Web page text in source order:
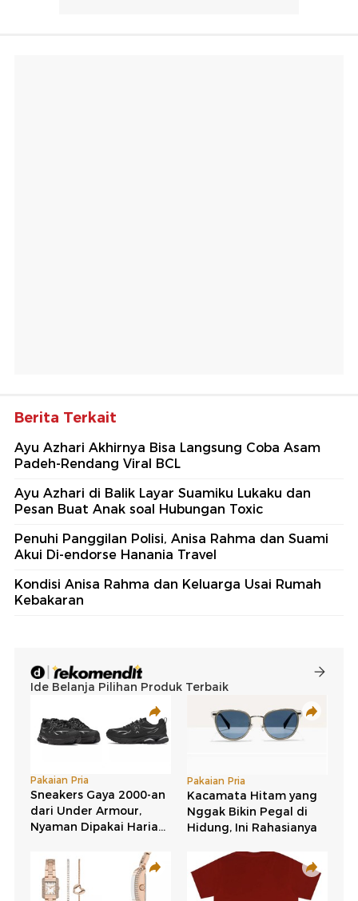
Berita Terkait
Ayu Azhari Akhirnya Bisa Langsung Coba Asam
Padeh-Rendang Viral BCL
Ayu Azhari di Balik Layar Suamiku Lukaku dan
Pesan Buat Anak soal Hubungan Toxic
Penuhi Panggilan Polisi, Anisa Rahma dan Suami
Akui Di-endorse Hanania Travel
Kondisi Anisa Rahma dan Keluarga Usai Rumah
Kebakaran